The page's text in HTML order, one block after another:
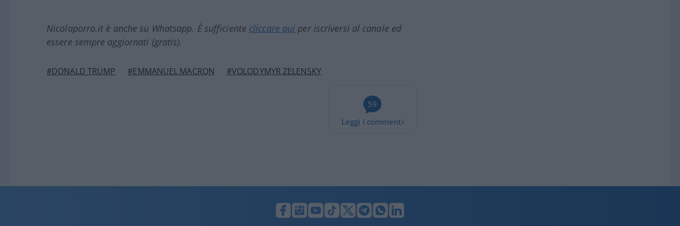
Nicolaporro.it è anche su Whatsapp. È sufficiente cliccare qui per iscriversi al canale ed
essere sempre aggiornati (gratis).
#DONALD TRUMP #EMMANUEL MACRON #VOLODYMYR ZELENSKY
59
Leggi i commenti